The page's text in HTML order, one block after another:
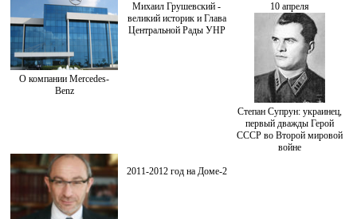
О компании Mercedes-
Benz
Михаил Грушевский -
великий историк и Глава
Центральной Рады УНР
10 апреля
Степан Супрун: украинец,
первый дважды Герой
СССР во Второй мировой
войне
2011-2012 год на Доме-2